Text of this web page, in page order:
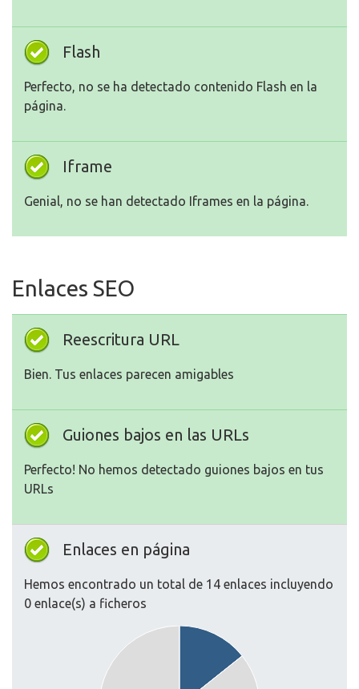
Flash
Perfecto, no se ha detectado contenido Flash en la
página.
Iframe
Genial, no se han detectado Iframes en la página.
Enlaces SEO
Reescritura URL
Bien. Tus enlaces parecen amigables
Guiones bajos en las URLs
Perfecto! No hemos detectado guiones bajos en tus
URLs
Enlaces en página
Hemos encontrado un total de 14 enlaces incluyendo
0 enlace(s) a ficheros